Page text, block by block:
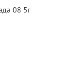
08 5г